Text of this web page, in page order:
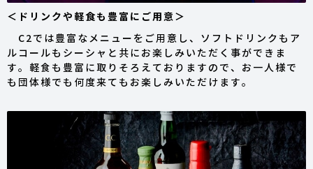
＜ドリンクや軽食も豊富にご用意＞
C2では豊富なメニューをご用意し、ソフトドリンクもア
ルコールもシーシャと共にお楽しみいただく事ができま
す。軽食も豊富に取りそろえておりますので、お一人様で
も団体様でも何度来てもお楽しみいただけます。